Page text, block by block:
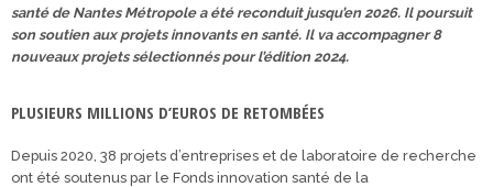
santé de Nantes Métropole a été reconduit jusqu’en 2026. Il poursuit
son soutien aux projets innovants en santé. Il va accompagner 8
nouveaux projets sélectionnés pour l’édition 2024.
PLUSIEURS MILLIONS D’EUROS DE RETOMBÉES
Depuis 2020, 38 projets d’entreprises et de laboratoire de recherche
ont été soutenus par le Fonds innovation santé de la